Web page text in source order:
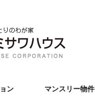
ン マンスリー物件